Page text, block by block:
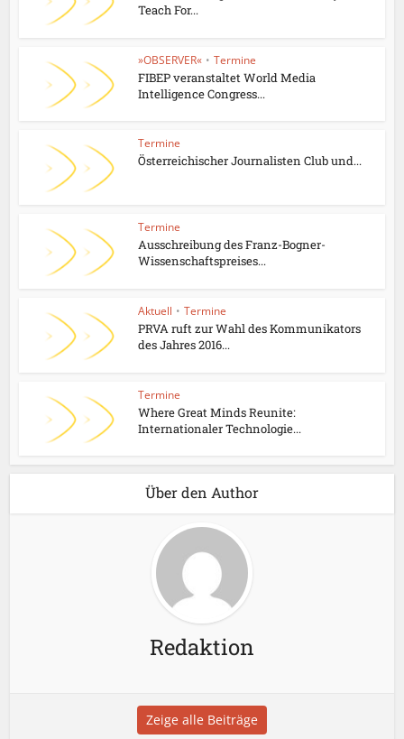
Teach For...
»OBSERVER« • Termine
FIBEP veranstaltet World Media
Intelligence Congress...
Termine
Österreichischer Journalisten Club und...
Termine
Ausschreibung des Franz-Bogner-
Wissenschaftspreises...
Aktuell • Termine
PRVA ruft zur Wahl des Kommunikators
des Jahres 2016...
Termine
Where Great Minds Reunite:
Internationaler Technologie...
Über den Author
Redaktion
Zeige alle Beiträge